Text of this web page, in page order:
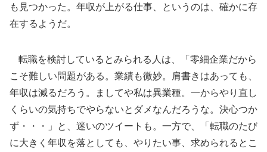
も見つかった。年収が上がる仕事、というのは、確かに存
在するようだ。
転職を検討しているとみられる人は、「零細企業だから
こそ難しい問題がある。業績も微妙。肩書きはあっても、
年収は減るだろう。ましてや私は異業種。一からやり直し
くらいの気持ちでやらないとダメなんだろうな。決心つか
ず・・・」と、迷いのツイートも。一方で、「転職のたび
に大きく年収を落としても、やりたい事、求められるとこ